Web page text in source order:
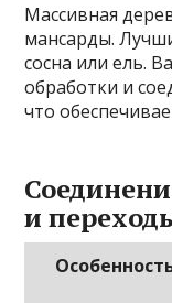
Массивная
мансарды.
сосна или ель.
обработки и
что
и